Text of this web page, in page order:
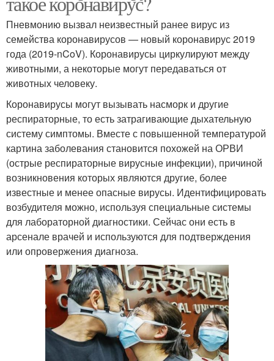
Пневмонию вызвал неизвестный ранее вирус из
семейства коронавирусов — новый коронавирус 2019
года (2019-nCoV). Коронавирусы циркулируют между
животными, а некоторые могут передаваться от
животных человеку.
Коронавирусы могут вызывать насморк и другие
респираторные, то есть затрагивающие дыхательную
систему симптомы. Вместе с повышенной температурой
картина заболевания становится похожей на ОРВИ
(острые респираторные вирусные инфекции), причиной
возникновения которых являются другие, более
известные и менее опасные вирусы. Идентифицировать
возбудителя можно, используя специальные системы
для лабораторной диагностики. Сейчас они есть в
арсенале врачей и используются для подтверждения
или опровержения диагноза.